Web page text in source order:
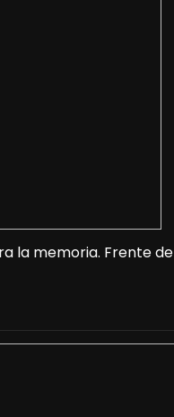
la memoria. Frente de